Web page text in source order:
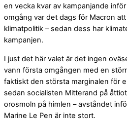
en vecka kvar av kampanjande
omgång var det dags för Macron
klimatpolitik – sedan dess har
kampanjen.
I just det här valet är det ingen
vann första omgången med en
faktiskt den största marginalen för
sedan socialisten Mitterand på
orosmoln på himlen – avståndet
Marine Le Pen är inte stort.